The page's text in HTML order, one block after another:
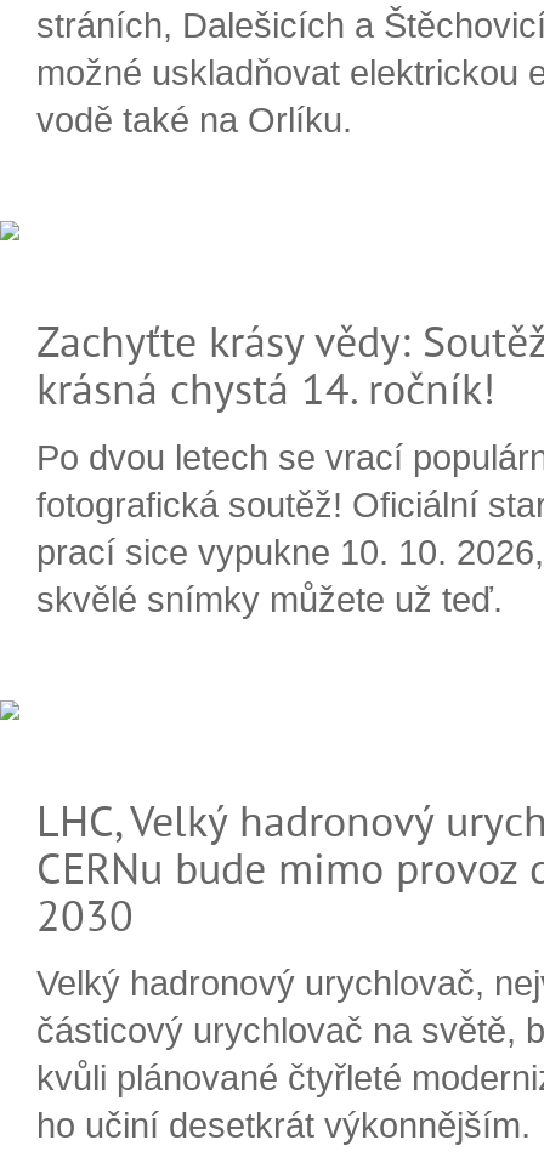
stráních, Dalešicích a
možné uskladňovat elektrickou
vodě také na Orlíku.
Zachyťte krásy vědy:
krásná chystá 14. ročník!
Po dvou letech se vrací
fotografická soutěž! Oficiální
prací sice vypukne 10. 10.
skvělé snímky můžete už teď.
LHC, Velký hadronový
CERNu bude mimo provoz
2030
Velký hadronový urychlovač,
částicový urychlovač na světě,
kvůli plánované čtyřleté
ho učiní desetkrát výkonnějším.